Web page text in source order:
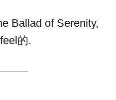
Ballad of Serenity,
的.